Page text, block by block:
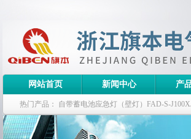
网站首页 新闻中心 产
热门产品： 自带蓄电池应急灯（壁灯）FAD-S-
栏式无极灯 G9960-W120W长寿无极工厂灯,三防无